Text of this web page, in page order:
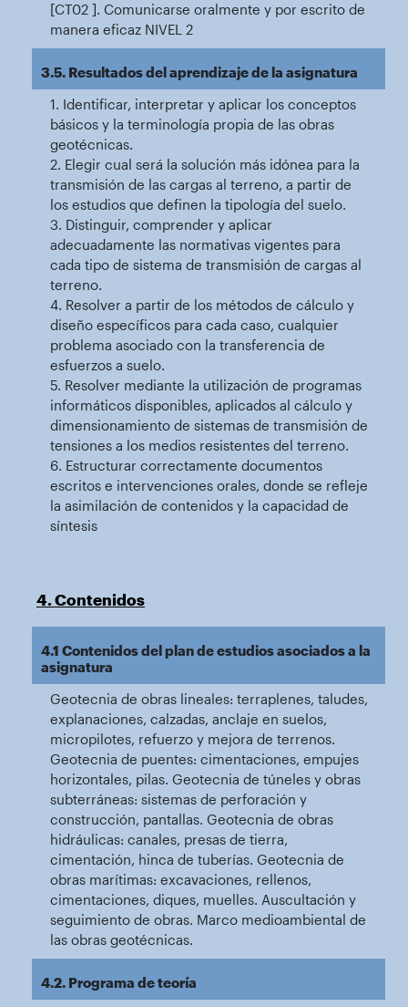
[CT02 ]. Comunicarse oralmente y por escrito de
manera eficaz NIVEL 2
3.5. Resultados del aprendizaje de la asignatura
1. Identificar, interpretar y aplicar los conceptos
básicos y la terminología propia de las obras
geotécnicas.
2. Elegir cual será la solución más idónea para la
transmisión de las cargas al terreno, a partir de
los estudios que definen la tipología del suelo.
3. Distinguir, comprender y aplicar
adecuadamente las normativas vigentes para
cada tipo de sistema de transmisión de cargas al
terreno.
4. Resolver a partir de los métodos de cálculo y
diseño específicos para cada caso, cualquier
problema asociado con la transferencia de
esfuerzos a suelo.
5. Resolver mediante la utilización de programas
informáticos disponibles, aplicados al cálculo y
dimensionamiento de sistemas de transmisión de
tensiones a los medios resistentes del terreno.
6. Estructurar correctamente documentos
escritos e intervenciones orales, donde se refleje
la asimilación de contenidos y la capacidad de
síntesis
4. Contenidos
4.1 Contenidos del plan de estudios asociados a la
asignatura
Geotecnia de obras lineales: terraplenes, taludes,
explanaciones, calzadas, anclaje en suelos,
micropilotes, refuerzo y mejora de terrenos.
Geotecnia de puentes: cimentaciones, empujes
horizontales, pilas. Geotecnia de túneles y obras
subterráneas: sistemas de perforación y
construcción, pantallas. Geotecnia de obras
hidráulicas: canales, presas de tierra,
cimentación, hinca de tuberías. Geotecnia de
obras marítimas: excavaciones, rellenos,
cimentaciones, diques, muelles. Auscultación y
seguimiento de obras. Marco medioambiental de
las obras geotécnicas.
4.2. Programa de teoría